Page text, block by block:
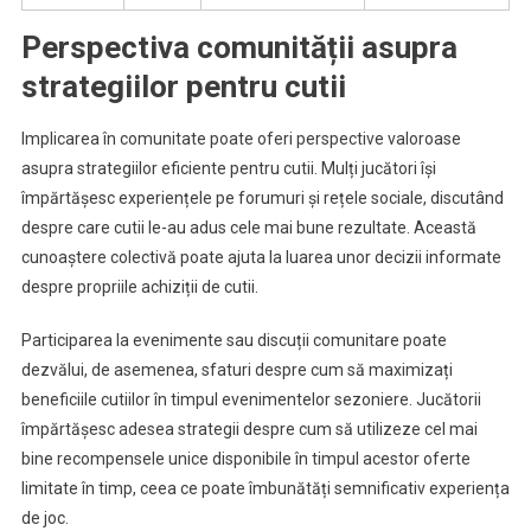
Perspectiva comunității asupra
strategiilor pentru cutii
Implicarea în comunitate poate oferi perspective valoroase
asupra strategiilor eficiente pentru cutii. Mulți jucători își
împărtășesc experiențele pe forumuri și rețele sociale, discutând
despre care cutii le-au adus cele mai bune rezultate. Această
cunoaștere colectivă poate ajuta la luarea unor decizii informate
despre propriile achiziții de cutii.
Participarea la evenimente sau discuții comunitare poate
dezvălui, de asemenea, sfaturi despre cum să maximizați
beneficiile cutiilor în timpul evenimentelor sezoniere. Jucătorii
împărtășesc adesea strategii despre cum să utilizeze cel mai
bine recompensele unice disponibile în timpul acestor oferte
limitate în timp, ceea ce poate îmbunătăți semnificativ experiența
de joc.